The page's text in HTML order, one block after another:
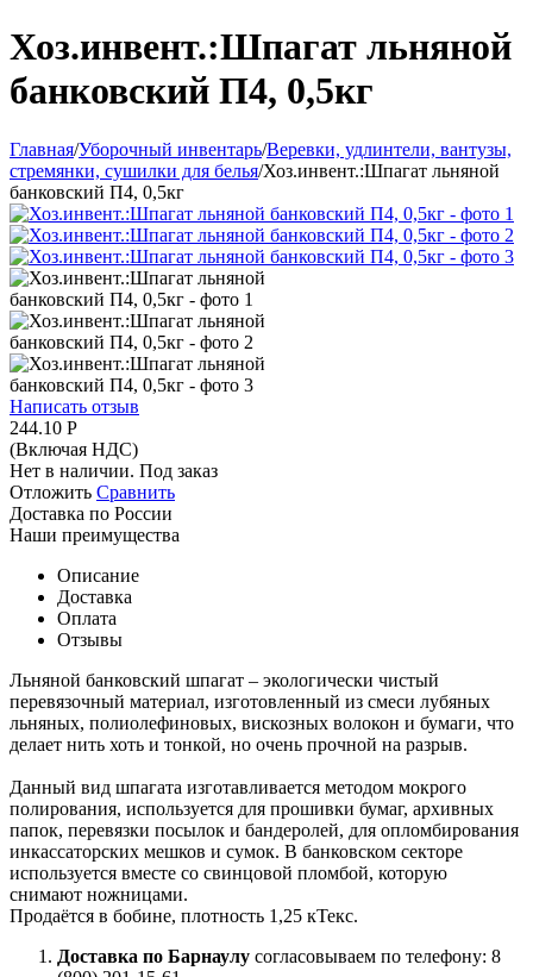
Хоз.инвент.:Шпагат льняной
банковский П4, 0,5кг
Главная/Уборочный инвентарь/Веревки, удлинтели, вантузы,
стремянки, сушилки для белья/Хоз.инвент.:Шпагат льняной
банковский П4, 0,5кг
Написать отзыв
244.10 Р
(Включая НДС)
Нет в наличии. Под заказ
Отложить Сравнить
Доставка по России
Наши преимущества
Описание
Доставка
Оплата
Отзывы
Льняной банковский шпагат – экологически чистый
перевязочный материал, изготовленный из смеси лубяных
льняных, полиолефиновых, вискозных волокон и бумаги, что
делает нить хоть и тонкой, но очень прочной на разрыв.
Данный вид шпагата изготавливается методом мокрого
полирования, используется для прошивки бумаг, архивных
папок, перевязки посылок и бандеролей, для опломбирования
инкассаторских мешков и сумок. В банковском секторе
используется вместе со свинцовой пломбой, которую
снимают ножницами.
Продаётся в бобине, плотность 1,25 кТекс.
Доставка по Барнаулу согласовываем по телефону: 8